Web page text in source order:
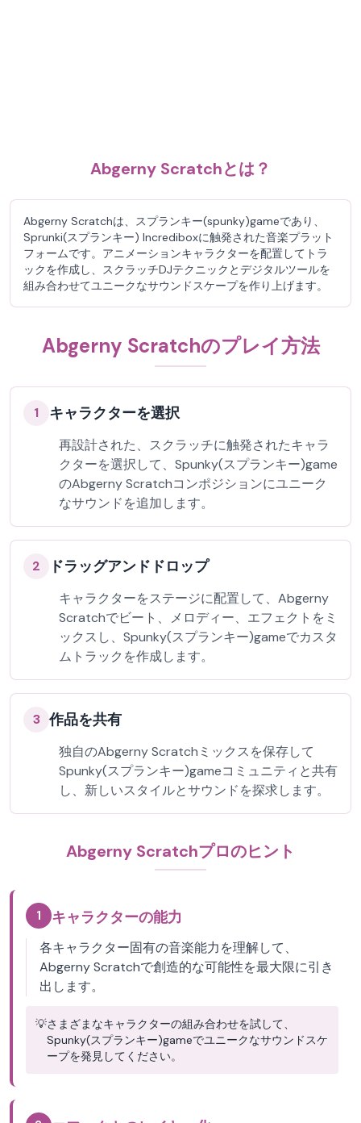
Abgerny Scratchとは？
Abgerny Scratchは、スプランキー(spunky)gameであり、
Sprunki(スプランキー) Incrediboxに触発された音楽プラット
フォームです。アニメーションキャラクターを配置してトラ
ックを作成し、スクラッチDJテクニックとデジタルツールを
組み合わせてユニークなサウンドスケープを作り上げます。
Abgerny Scratchのプレイ方法
1 キャラクターを選択
再設計された、スクラッチに触発されたキャラ
クターを選択して、Spunky(スプランキー)game
のAbgerny Scratchコンポジションにユニーク
なサウンドを追加します。
2 ドラッグアンドドロップ
キャラクターをステージに配置して、Abgerny
Scratchでビート、メロディー、エフェクトをミ
ックスし、Spunky(スプランキー)gameでカスタ
ムトラックを作成します。
3 作品を共有
独自のAbgerny Scratchミックスを保存して
Spunky(スプランキー)gameコミュニティと共有
し、新しいスタイルとサウンドを探求します。
Abgerny Scratchプロのヒント
1 キャラクターの能力
各キャラクター固有の音楽能力を理解して、
Abgerny Scratchで創造的な可能性を最大限に引き
出します。
💡さまざまなキャラクターの組み合わせを試して、
Spunky(スプランキー)gameでユニークなサウンドスケ
ープを発見してください。